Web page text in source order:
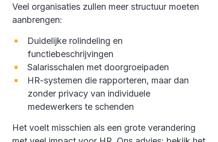
Veel organisaties zullen meer structuur moeten
aanbrengen:
Duidelijke rolindeling en
functiebeschrijvingen
Salarisschalen met doorgroeipaden
HR-systemen die rapporteren, maar dan
zonder privacy van individuele
medewerkers te schenden
Het voelt misschien als een grote verandering